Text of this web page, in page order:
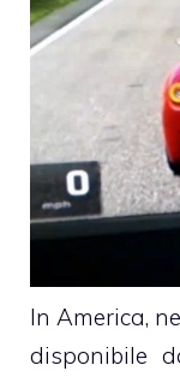
In America,
disponibile